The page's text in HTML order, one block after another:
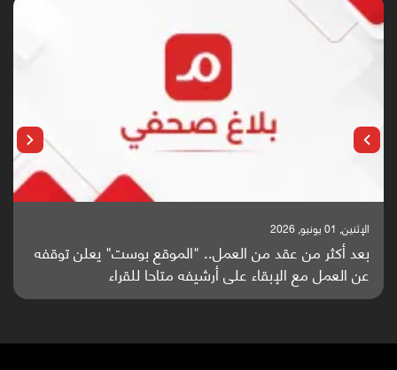
الإثنين, 25 مايو, 2026
باحثون من اليمن يدخلون سباق أبحاث ألزهايمر بدراسة
واعدة منشورة عالميا (ترجمة)